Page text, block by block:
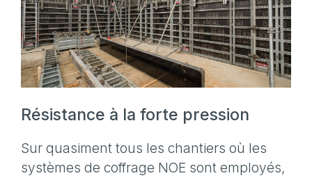
Résistance à la forte pression
Sur quasiment tous les chantiers où les
systèmes de coffrage NOE sont employés,